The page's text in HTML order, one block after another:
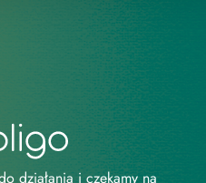
działania i czekamy na